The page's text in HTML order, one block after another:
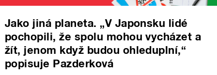
Jako jiná planeta. „V Japonsku lidé
pochopili, že spolu mohou vycházet a
žít, jenom když budou ohleduplní,“
popisuje Pazderková